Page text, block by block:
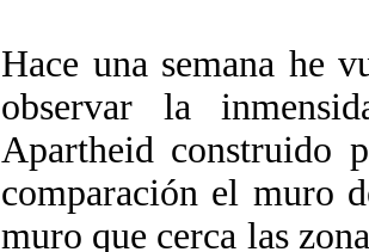
Hace una semana he
observar la
Apartheid construido
comparación el muro
muro que cerca las